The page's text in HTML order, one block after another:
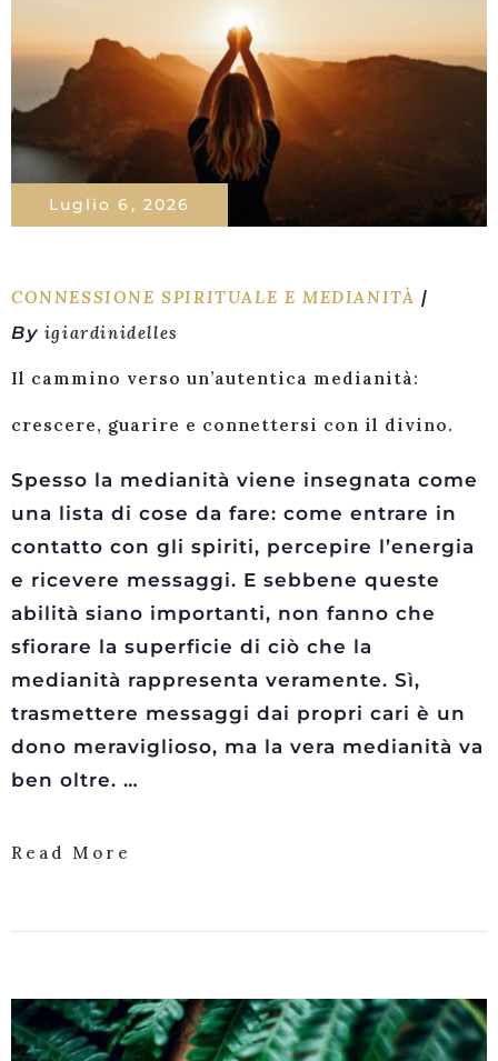
Luglio 6, 2026
CONNESSIONE SPIRITUALE E MEDIANITÀ
By igiardinidelles
Il cammino verso un’autentica medianità:
crescere, guarire e connettersi con il divino.
Spesso la medianità viene insegnata come
una lista di cose da fare: come entrare in
contatto con gli spiriti, percepire l’energia
e ricevere messaggi. E sebbene queste
abilità siano importanti, non fanno che
sfiorare la superficie di ciò che la
medianità rappresenta veramente. Sì,
trasmettere messaggi dai propri cari è un
dono meraviglioso, ma la vera medianità va
ben oltre. …
Read More